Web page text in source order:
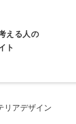
える人の
ト
リアデザイン